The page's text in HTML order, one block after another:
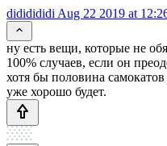
dididididi Aug 22 2019 at
ну есть вещи, которые не
100% случаев, если он
хотя бы половина самокатов
уже хорошо будет.